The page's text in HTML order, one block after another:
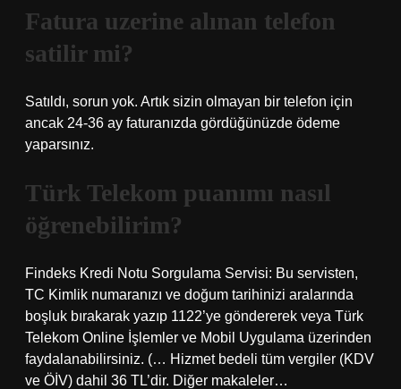
Fatura uzerine alınan telefon
satilir mi?
Satıldı, sorun yok. Artık sizin olmayan bir telefon için
ancak 24-36 ay faturanızda gördüğünüzde ödeme
yaparsınız.
Türk Telekom puanımı nasıl
öğrenebilirim?
Findeks Kredi Notu Sorgulama Servisi: Bu servisten,
TC Kimlik numaranızı ve doğum tarihinizi aralarında
boşluk bırakarak yazıp 1122’ye göndererek veya Türk
Telekom Online İşlemler ve Mobil Uygulama üzerinden
faydalanabilirsiniz. (… Hizmet bedeli tüm vergiler (KDV
ve ÖİV) dahil 36 TL’dir. Diğer makaleler…